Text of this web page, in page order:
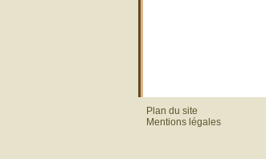
Plan du site
Mentions légales